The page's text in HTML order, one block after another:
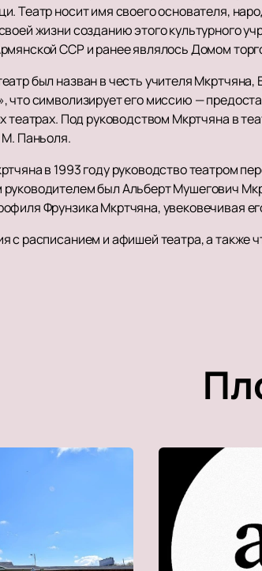
Театр носит имя своего основателя,
жизни созданию этого культурного
ССР и ранее являлось Домом
был назван в честь учителя
что символизирует его миссию —
театрах. Под руководством Мкртчяна в
Паньоля.
в 1993 году руководство театром
был Альберт Мушегович
Фрунзика Мкртчяна, увековечивая
с расписанием и афишей театра, а также